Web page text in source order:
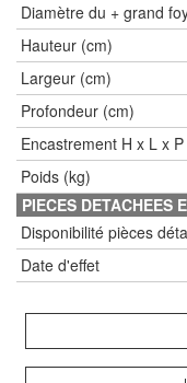
Diamètre du + grand
Hauteur (cm)
Largeur (cm)
Profondeur (cm)
Encastrement H x L x
Poids (kg)
PIECES DETACHEES
Disponibilité pièces
Date d'effet